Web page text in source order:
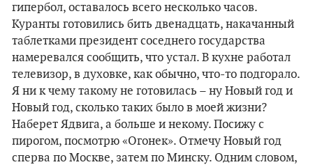
гипербол, оставалось всего несколько часов.
Куранты готовились бить двенадцать, накачанный
таблетками президент соседнего государства
намеревался сообщить, что устал. В кухне работал
телевизор, в духовке, как обычно, что-то подгорало.
Я ни к чему такому не готовилась – ну Новый год и
Новый год, сколько таких было в моей жизни?
Наберет Ядвига, а больше и некому. Посижу с
пирогом, посмотрю «Огонек». Отмечу Новый год
сперва по Москве, затем по Минску. Одним словом,